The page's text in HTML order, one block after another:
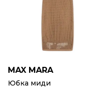
MAX MARA
Юбка миди